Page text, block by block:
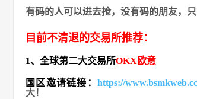
有码的人可以进去抢，没有码的朋友，
目前不清退的交易所推荐：
1、全球第二大交易所OKX欧意
国区邀请链接：https://
大！